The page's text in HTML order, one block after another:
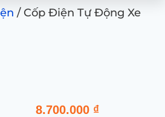
/ Cốp Điện Tự Động Xe
8.700.000 ₫